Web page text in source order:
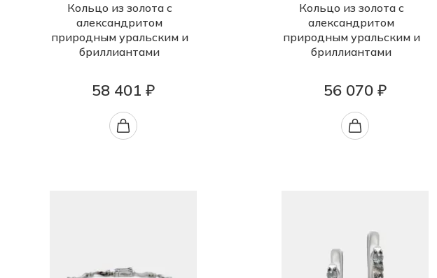
Кольцо из золота с
александритом
природным уральским и
бриллиантами
58 401 ₽
Кольцо из золота с
александритом
природным уральским и
бриллиантами
56 070 ₽